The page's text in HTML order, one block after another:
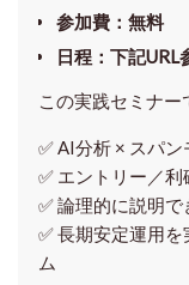
参加費：無料
日程：下記URL
この実践セミナー
✅ AI分析 × スパ
✅ エントリー／
✅ 論理的に説明
✅ 長期安定運用
ム